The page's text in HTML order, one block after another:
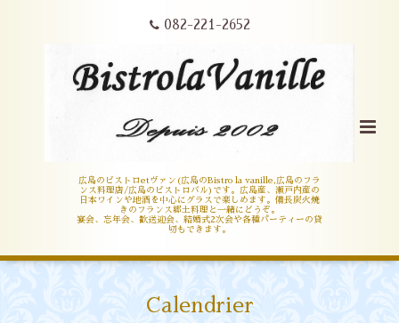
082-221-2652
広島のビストロetヴァン(広島のBistro la vanille,広島のフラ
ンス料理店/広島のビストロバル)です。広島産、瀬戸内産の
日本ワインや地酒を中心にグラスで楽しめます。備長炭火焼
きのフランス郷土料理と一緒にどうぞ。
宴会、忘年会、歓送迎会、結婚式2次会や各種パーティーの貸
切もできます。
Calendrier